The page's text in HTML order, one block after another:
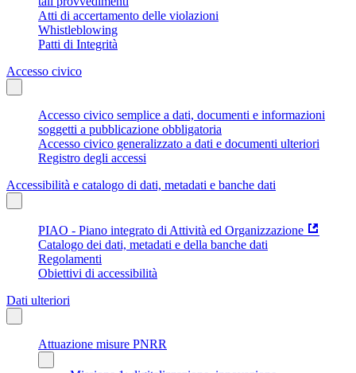
Atti di accertamento delle violazioni
Whistleblowing
Patti di Integrità
Accesso civico
Accesso civico semplice a dati, documenti e informazioni
soggetti a pubblicazione obbligatoria
Accesso civico generalizzato a dati e documenti ulteriori
Registro degli accessi
Accessibilità e catalogo di dati, metadati e banche dati
PIAO - Piano integrato di Attività ed Organizzazione
Catalogo dei dati, metadati e della banche dati
Regolamenti
Obiettivi di accessibilità
Dati ulteriori
Attuazione misure PNRR